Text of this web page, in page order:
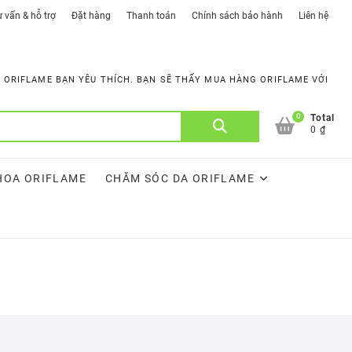
vấn & hỗ trợ Đặt hàng Thanh toán Chính sách bảo hành Liên hệ
BẠN YÊU THÍCH. BẠN SẼ THẤY MUA HÀNG ORIFLAME VỚI
0
Total
0 ₫
ORIFLAME CHĂM SÓC DA ORIFLAME